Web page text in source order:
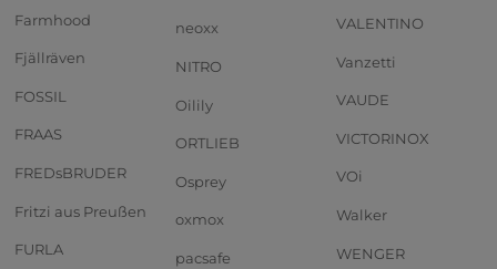
Farmhood
Fjällräven
FOSSIL
FRAAS
FREDsBRUDER
Fritzi aus Preußen
FURLA
neoxx
NITRO
Oilily
ORTLIEB
Osprey
oxmox
pacsafe
VALENTINO
Vanzetti
VAUDE
VICTORINOX
VOi
Walker
WENGER